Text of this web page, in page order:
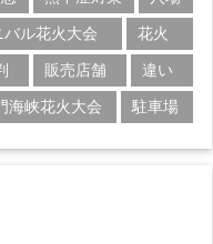
ル花火大会
花火
販売店舗
違い
海峡花火大会 駐車場